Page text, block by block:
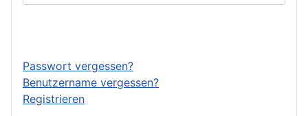
Passwort vergessen?
Benutzername vergessen?
Registrieren